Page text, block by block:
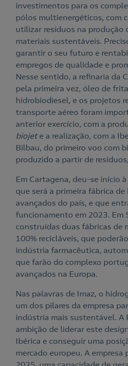
investimentos para os
pólos multienergéticos, com
utilizar resíduos na produção
materiais sustentáveis.
garantir o seu futuro e
empregos de qualidade e
Nesse sentido, a refinaria da
pela primeira vez, óleo de
hidrobiodiesel, e os projetos
transporte aéreo foram
anterior exercício, com a
biojete a realização, com a
Bilbau, do primeiro voo com
produzido a partir de
Em Cartagena, deu-se início
que será a primeira fábrica
avançados do país, e que
funcionamento em 2023. Em
construídas duas fábricas de
100% recicláveis, que
indústria farmacêutica,
que farão do complexo
avançados na Europa.
Nas palavras de Imaz, o
um dos pilares da empresa
indústria mais sustentável. A
ambição de liderar este
Ibérica e conseguir uma
mercado europeu. A empresa